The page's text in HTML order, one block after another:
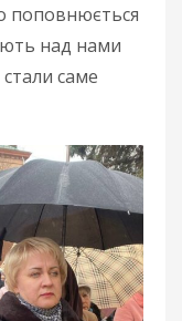
поповнюється
над нами
саме